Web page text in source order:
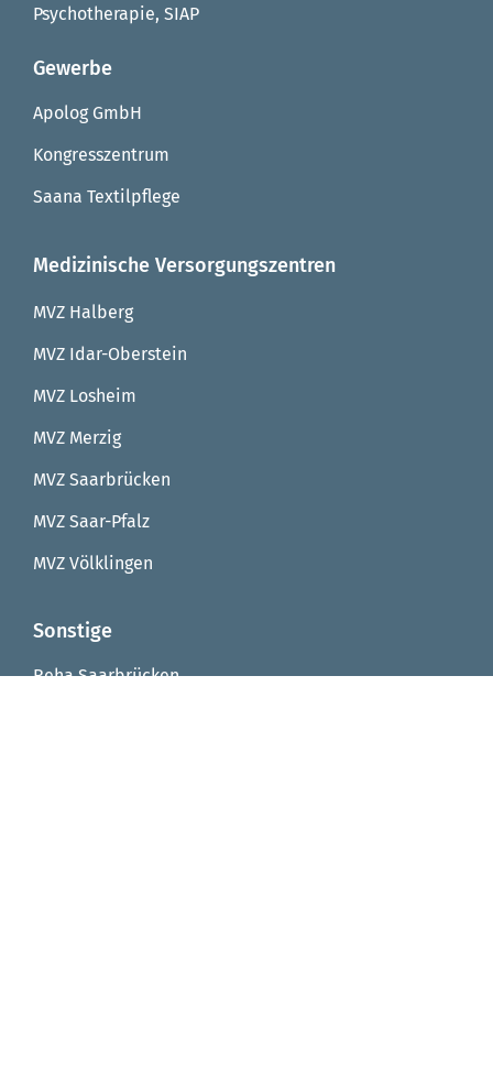
Psychotherapie, SIAP
Gewerbe
Apolog GmbH
Kongresszentrum
Saana Textilpflege
Medizinische Versorgungszentren
MVZ Halberg
MVZ Idar-Oberstein
MVZ Losheim
MVZ Merzig
MVZ Saarbrücken
MVZ Saar-Pfalz
MVZ Völklingen
Sonstige
Reha Saarbrücken